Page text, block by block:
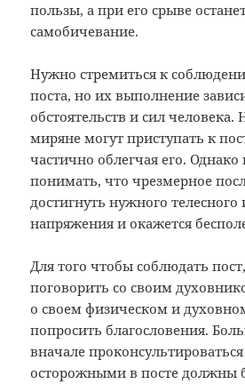
пользы, а при его срыве
самобичевание.
Нужно стремиться к
поста, но их выполнение
обстоятельств и сил
миряне могут приступать к
частично облегчая его.
понимать, что чрезмерное
достигнуть нужного телесного
напряжения и окажется
Для того чтобы соблюдать
поговорить со своим
о своем физическом и
попросить благословения.
вначале
осторожными в посте должны